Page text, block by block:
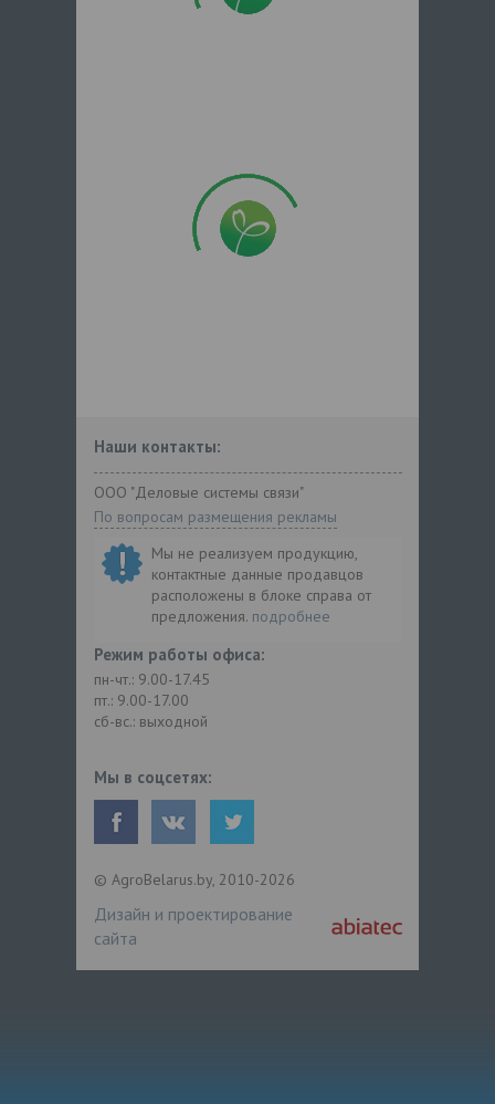
Наши контакты:
ООО "Деловые системы связи"
По вопросам размещения рекламы
Мы не реализуем продукцию,
контактные данные продавцов
расположены в блоке справа от
предложения. подробнее
Режим работы офиса:
пн-чт.: 9.00-17.45
пт.: 9.00-17.00
сб-вс.: выходной
Мы в соцсетях:
© AgroBelarus.by, 2010-2026
Дизайн и проектирование
сайта